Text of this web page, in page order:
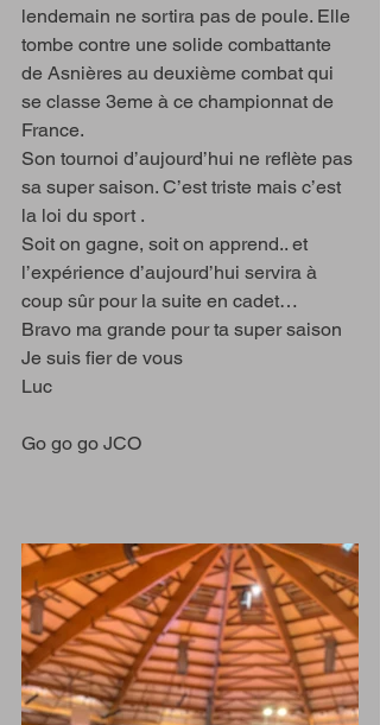
lendemain ne sortira pas de poule. Elle
tombe contre une solide combattante
de Asnières au deuxième combat qui
se classe 3eme à ce championnat de
France.
Son tournoi d’aujourd’hui ne reflète pas
sa super saison. C’est triste mais c’est
la loi du sport .
Soit on gagne, soit on apprend.. et
l’expérience d’aujourd’hui servira à
coup sûr pour la suite en cadet…
Bravo ma grande pour ta super saison
Je suis fier de vous
Luc
Go go go JCO